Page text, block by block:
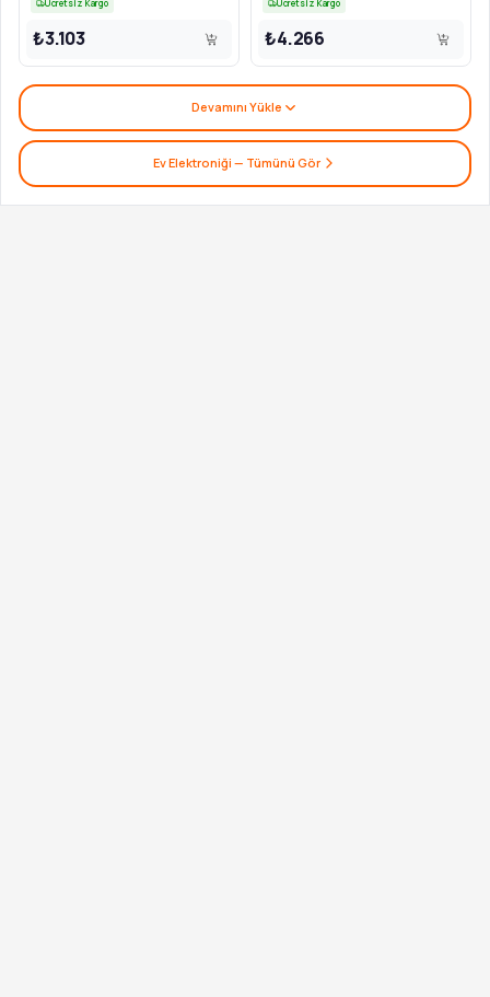
Ücretsiz Kargo
₺3.103
Ücretsiz Kargo
₺4.266
Devamını Yükle
Ev Elektroniği — Tümünü Gör